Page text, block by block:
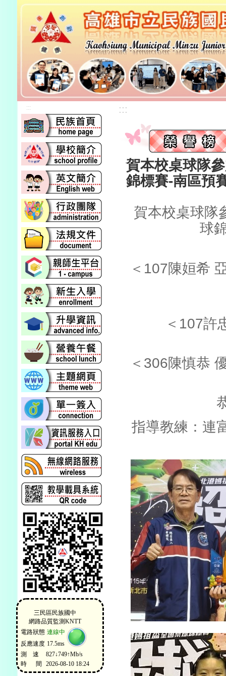
::: :::
賀本校桌球隊
錦標賽-南區預
賀本校桌球隊
球
＜107陳姮希
＜107許
＜306陳慎恭
指導教練：連